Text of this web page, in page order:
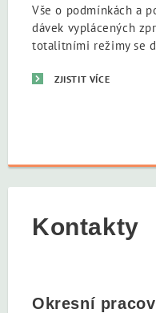
Vše o podmínkách a
dávek vyplácených
totalitními režimy se
ZJISTIT VÍCE
Kontakty
Okresní